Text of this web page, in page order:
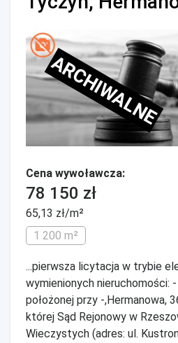
ARCHIWALNE
Cena wywoławcza:
78 150 zł
65,13 zł/m²
1 200 m²
...pierwsza licytacja w trybie
wymienionych nieruchomości:
położonej przy -,Hermanowa,
której Sąd Rejonowy w
Wieczystych (adres: ul.